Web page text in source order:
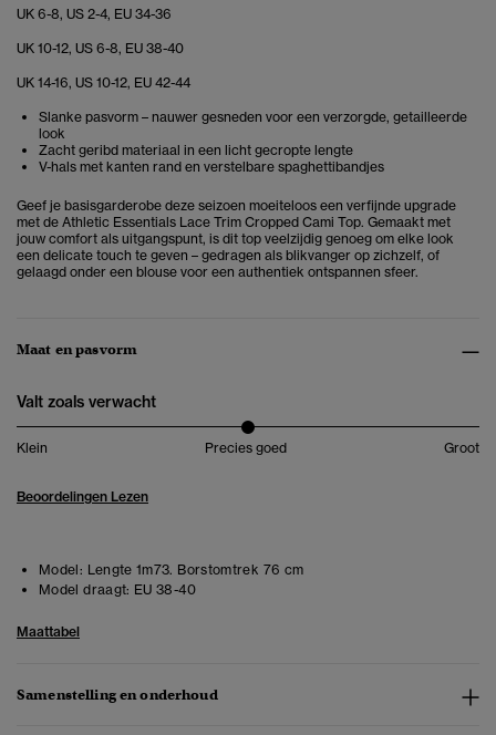
UK 6-8, US 2-4, EU 34-36
UK 10-12, US 6-8, EU 38-40
UK 14-16, US 10-12, EU 42-44
Slanke pasvorm – nauwer gesneden voor een verzorgde, getailleerde
look
Zacht geribd materiaal in een licht gecropte lengte
V-hals met kanten rand en verstelbare spaghettibandjes
Geef je basisgarderobe deze seizoen moeiteloos een verfijnde upgrade
met de Athletic Essentials Lace Trim Cropped Cami Top. Gemaakt met
jouw comfort als uitgangspunt, is dit top veelzijdig genoeg om elke look
een delicate touch te geven – gedragen als blikvanger op zichzelf, of
gelaagd onder een blouse voor een authentiek ontspannen sfeer.
Maat en pasvorm
Valt zoals verwacht
Klein Precies goed Groot
Beoordelingen Lezen
Model: Lengte 1m73. Borstomtrek 76 cm
Model draagt: EU 38-40
Maattabel
Samenstelling en onderhoud